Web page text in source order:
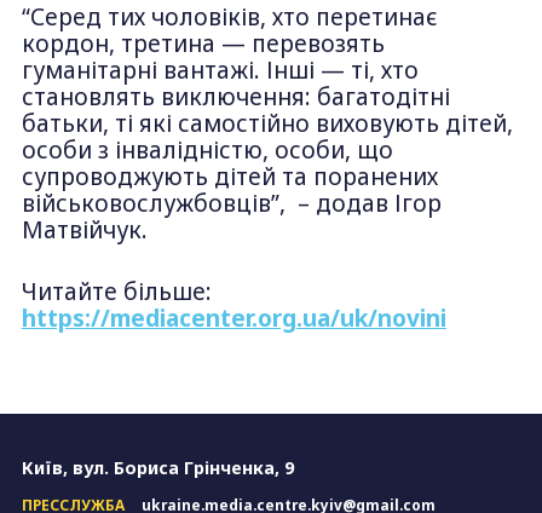
“Серед тих чоловіків, хто перетинає
кордон, третина — перевозять
гуманітарні вантажі. Інші — ті, хто
становлять виключення: багатодітні
батьки, ті які самостійно виховують дітей,
особи з інвалідністю, особи, що
супроводжують дітей та поранених
військовослужбовців”, – додав Ігор
Матвійчук.
Читайте більше:
https://mediacenter.org.ua/uk/novini
Київ, вул. Бориса Грінченка, 9
ПРЕССЛУЖБА
ukraine.media.centre.kyiv@gmail.com